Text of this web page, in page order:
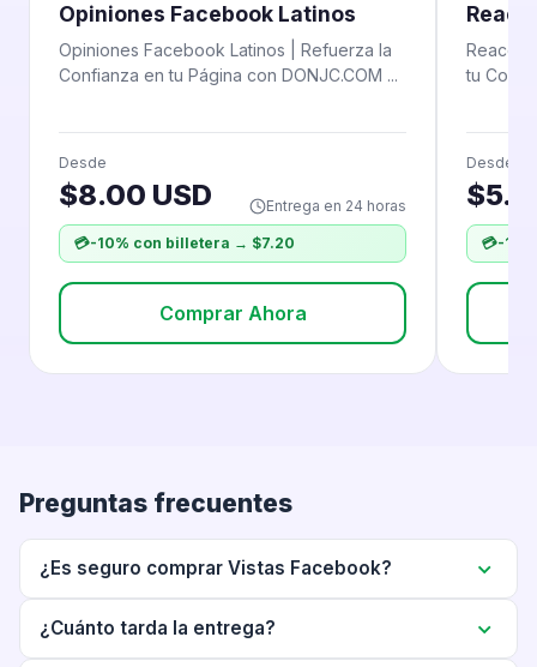
Opiniones Facebook Latinos
Opiniones Facebook Latinos | Refuerza la
Confianza en tu Página con DONJC.COM ...
Desde
$8.00 USD Entrega en 24 horas
💳-10% con billetera → $7.20
Comprar Ahora
tu
Desde
💳-
Preguntas frecuentes
¿Es seguro comprar Vistas Facebook?
¿Cuánto tarda la entrega?